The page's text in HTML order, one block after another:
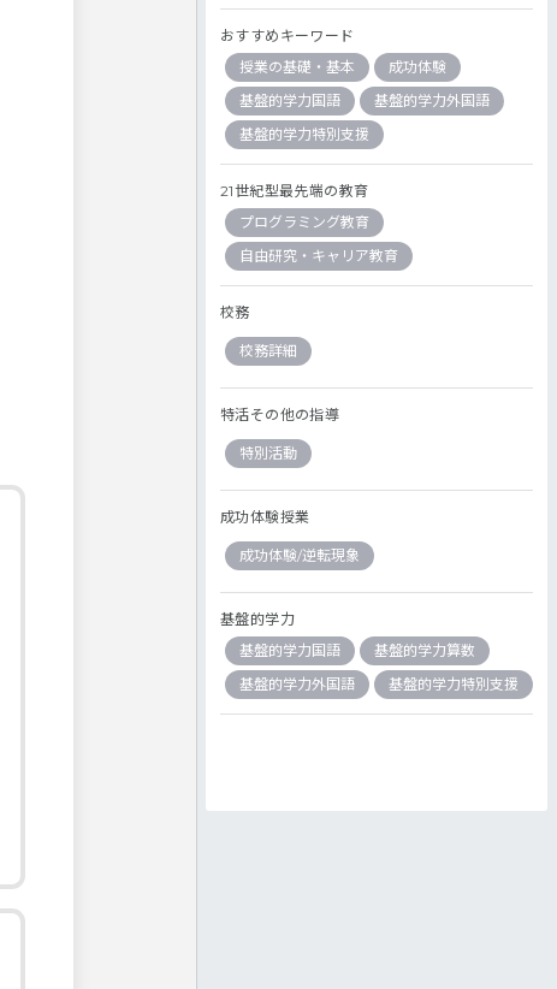
おすすめキーワード
授業の基礎・基本
成功体験
基盤的学力国語
基盤的学力外国語
基盤的学力特別支援
21世紀型最先端の教育
プログラミング教育
自由研究・キャリア教育
校務
校務詳細
特活その他の指導
特別活動
成功体験授業
成功体験/逆転現象
基盤的学力
基盤的学力国語
基盤的学力算数
基盤的学力外国語
基盤的学力特別支援